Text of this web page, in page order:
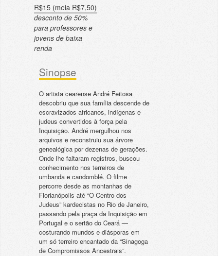
R$15 (meia R$7,50)
desconto de 50%
para professores e
jovens de baixa
renda
Sinopse
O artista cearense André Feitosa
descobriu que sua família descende de
escravizados africanos, indígenas e
judeus convertidos à força pela
Inquisição. André mergulhou nos
arquivos e reconstruiu sua árvore
genealógica por dezenas de gerações.
Onde lhe faltaram registros, buscou
conhecimento nos terreiros de
umbanda e candomblé. O filme
percorre desde as montanhas de
Florianópolis até “O Centro dos
Judeus” kardecistas no Rio de Janeiro,
passando pela praça da Inquisição em
Portugal e o sertão do Ceará —
costurando mundos e diásporas em
um só terreiro encantado da “Sinagoga
de Compromissos Ancestrais”.